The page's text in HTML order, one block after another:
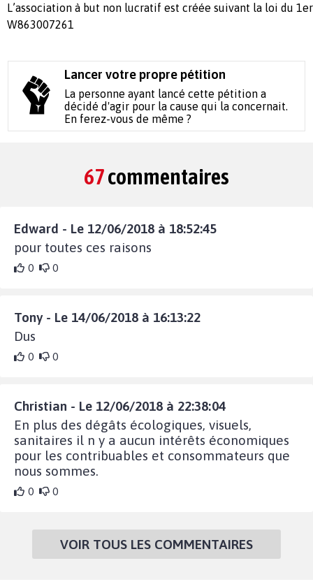
L’association à but non lucratif est créée suivant la loi du
W863007261
Lancer votre propre pétition
La personne ayant lancé cette pétition a
décidé d'agir pour la cause qui la concernait.
En ferez-vous de même ?
67commentaires
Edward - Le 12/06/2018 à 18:52:45
pour toutes ces raisons
0 0
Tony - Le 14/06/2018 à 16:13:22
Dus
0 0
Christian - Le 12/06/2018 à 22:38:04
En plus des dégâts écologiques, visuels,
sanitaires il n y a aucun intérêts économiques
pour les contribuables et consommateurs que
nous sommes.
0 0
VOIR TOUS LES COMMENTAIRES